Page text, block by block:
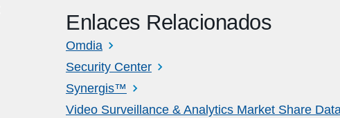
Enlaces Relacionados
Omdia
Security Center
Synergis™
Video Surveillance & Analytics Market Share